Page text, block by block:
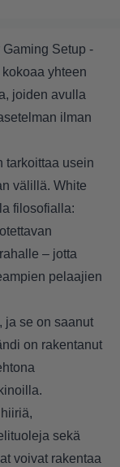
Setup -
yhteen
joiden avulla
ilman
tarkoittaa usein
välillä. White
filosofialla:
– jotta
pelaajien
ja se on saanut
on rakentanut
sekä
voivat rakentaa